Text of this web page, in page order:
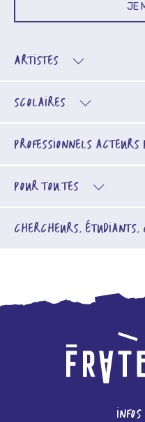
JE
ARTISTES
SCOLAIRES
PROFESSIONNELS ACTEURS
POUR TOU.TES
CHERCHEURS, ÉTUDIANTS,